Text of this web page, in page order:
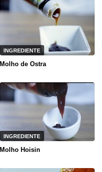
INGREDIENTE
Molho de Ostra
INGREDIENTE
Molho Hoisin